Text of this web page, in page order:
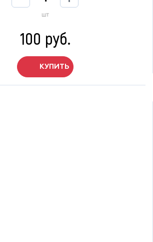
шт
100 руб.
КУПИТЬ